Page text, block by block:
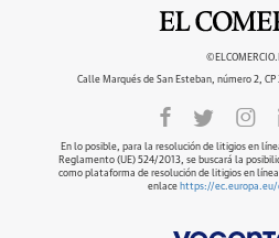
Calle Marqués de San Esteban, número 2,
En lo posible, para la resolución de litigios en
Reglamento (UE) 524/2013, se buscará la
como plataforma de resolución de litigios en
enlace https://ec.europa.eu/